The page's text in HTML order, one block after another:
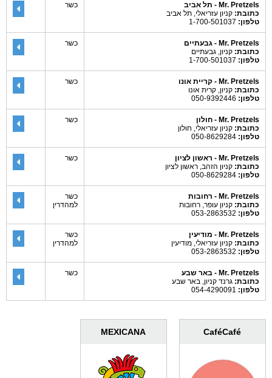
Mr. Pretzels - תל אביב
כתובת: קניון עזריאלי, תל אביב
טלפון:
כשר
Mr. Pretzels - גבעתיים
כתובת: קניון, גבעתיים
טלפון:
כשר
Mr. Pretzels - קריית אונו
כתובת: קניון, קרית אונו
טלפון:
כשר
Mr. Pretzels - חולון
כתובת: קניון עזריאלי, חולון
טלפון:
כשר
Mr. Pretzels - ראשון לציון
כתובת: קניון הזהב, ראשון לציון
טלפון:
כשר
Mr. Pretzels - רחובות
כתובת: קניון עופר, רחובות
טלפון:
כשר
למהדרין
Mr. Pretzels - מודיעין
כתובת: קניון עזריאלי, מודיעין
טלפון:
כשר
למהדרין
Mr. Pretzels - באר שבע
כתובת: גרנד קניון, באר שבע
טלפון:
כשר
CaféCafé
MEXICANA